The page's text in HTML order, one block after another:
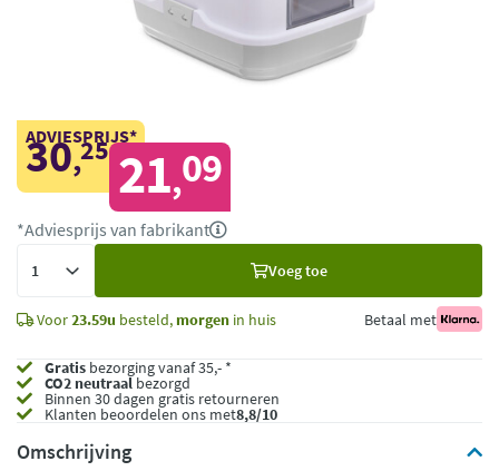
ADVIESPRIJS*
30,25 21,09
*Adviesprijs van fabrikant
Voeg toe
Voor23.59u besteld, morgen in huis Betaal met
Gratis bezorging vanaf 35,- *
CO2 neutraalbezorgd
Binnen 30 dagen gratis retourneren
Klanten beoordelen ons met8,8/10
Omschrijving